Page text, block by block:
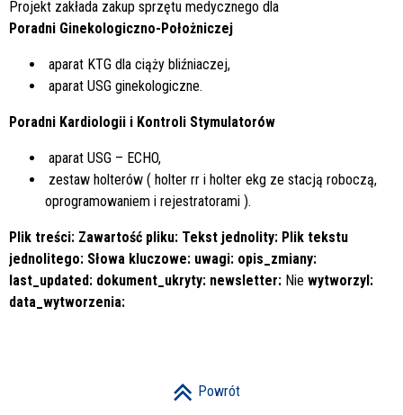
Projekt zakłada zakup sprzętu medycznego dla
Poradni Ginekologiczno-Położniczej
aparat KTG dla ciąży bliźniaczej,
aparat USG ginekologiczne.
Poradni Kardiologii i Kontroli Stymulatorów
aparat USG – ECHO,
zestaw holterów ( holter rr i holter ekg ze stacją roboczą,
oprogramowaniem i rejestratorami ).
Plik treści: Zawartość pliku: Tekst jednolity: Plik tekstu
jednolitego: Słowa kluczowe: uwagi: opis_zmiany:
last_updated: dokument_ukryty: newsletter: Nie wytworzyl:
data_wytworzenia:
Powrót